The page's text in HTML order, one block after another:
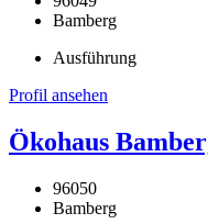
Bamberg
Ausführung
Profil ansehen
Ökohaus
96050
Bamberg